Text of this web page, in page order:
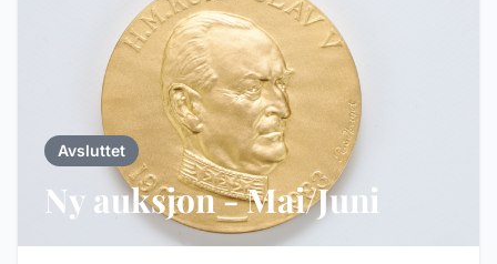
Avsluttet
Ny auksjon - Mai/Juni